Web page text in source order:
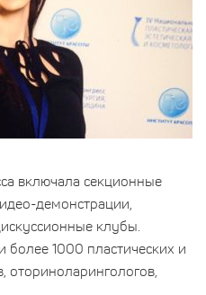
включала секционные
демонстрации,
клубы.
более 1000 пластических и
оториноларингологов,